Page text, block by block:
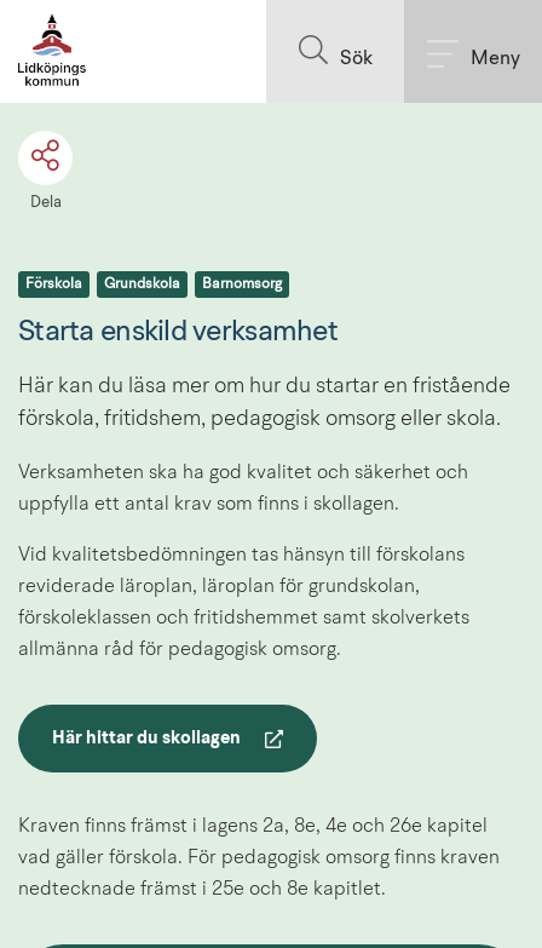
Sök Meny
Dela
Förskola Grundskola Barnomsorg
Starta enskild verksamhet
Här kan du läsa mer om hur du startar en fristående
förskola, fritidshem, pedagogisk omsorg eller skola.
Verksamheten ska ha god kvalitet och säkerhet och
uppfylla ett antal krav som finns i skollagen.
Vid kvalitetsbedömningen tas hänsyn till förskolans
reviderade läroplan, läroplan för grundskolan,
förskoleklassen och fritidshemmet samt skolverkets
allmänna råd för pedagogisk omsorg.
Här hittar du skollagen
Länk till annan webbplats.
Kraven finns främst i lagens 2a, 8e, 4e och 26e kapitel
vad gäller förskola. För pedagogisk omsorg finns kraven
nedtecknade främst i 25e och 8e kapitlet.